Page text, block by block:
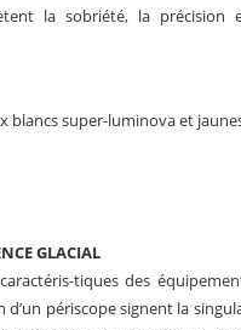
la sobriété, la précision
blancs super-luminova et
GLACIAL
caractéris-tiques des
périscope signent la